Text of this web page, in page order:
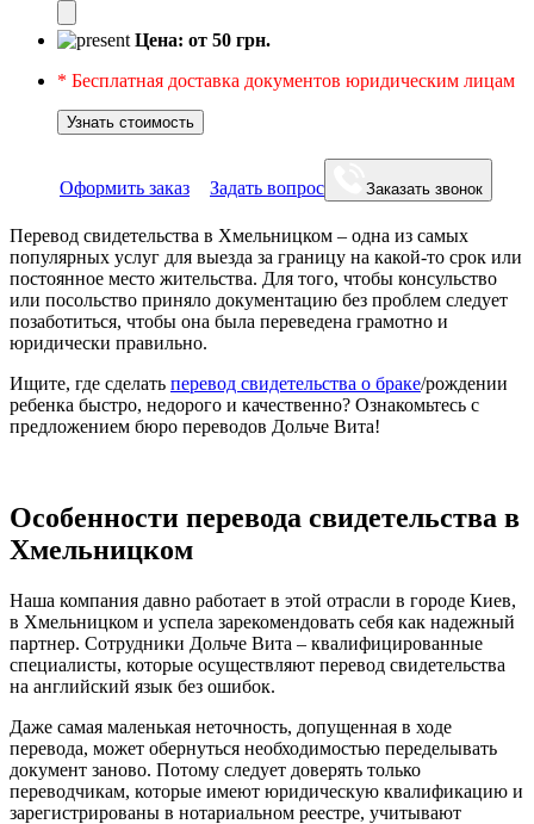
Цена: от 50 грн.
* Бесплатная доставка документов юридическим лицам
Узнать стоимость
Оформить заказ Задать вопрос Заказать звонок
Перевод свидетельства в Хмельницком – одна из самых
популярных услуг для выезда за границу на какой-то срок или
постоянное место жительства. Для того, чтобы консульство
или посольство приняло документацию без проблем следует
позаботиться, чтобы она была переведена грамотно и
юридически правильно.
Ищите, где сделать перевод свидетельства о браке/рождении
ребенка быстро, недорого и качественно? Ознакомьтесь с
предложением бюро переводов Дольче Вита!
Особенности перевода свидетельства в
Хмельницком
Наша компания давно работает в этой отрасли в городе Киев,
в Хмельницком и успела зарекомендовать себя как надежный
партнер. Сотрудники Дольче Вита – квалифицированные
специалисты, которые осуществляют перевод свидетельства
на английский язык без ошибок.
Даже самая маленькая неточность, допущенная в ходе
перевода, может обернуться необходимостью переделывать
документ заново. Потому следует доверять только
переводчикам, которые имеют юридическую квалификацию и
зарегистрированы в нотариальном реестре, учитывают